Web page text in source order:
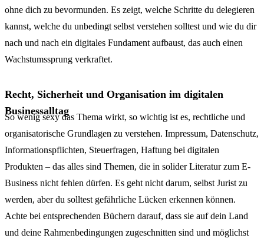
ohne dich zu bevormunden. Es zeigt, welche Schritte du delegieren
kannst, welche du unbedingt selbst verstehen solltest und wie du dir
nach und nach ein digitales Fundament aufbaust, das auch einen
Wachstumssprung verkraftet.
Recht, Sicherheit und Organisation im digitalen
Businessalltag
So wenig sexy das Thema wirkt, so wichtig ist es, rechtliche und
organisatorische Grundlagen zu verstehen. Impressum, Datenschutz,
Informationspflichten, Steuerfragen, Haftung bei digitalen
Produkten – das alles sind Themen, die in solider Literatur zum E-
Business nicht fehlen dürfen. Es geht nicht darum, selbst Jurist zu
werden, aber du solltest gefährliche Lücken erkennen können.
Achte bei entsprechenden Büchern darauf, dass sie auf dein Land
und deine Rahmenbedingungen zugeschnitten sind und möglichst